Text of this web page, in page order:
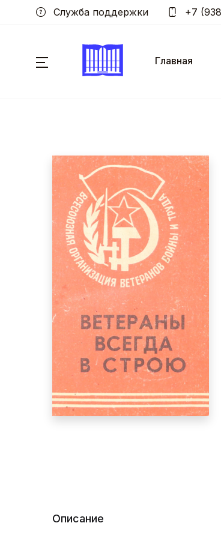
Служба поддержки +7
Главная
Описание